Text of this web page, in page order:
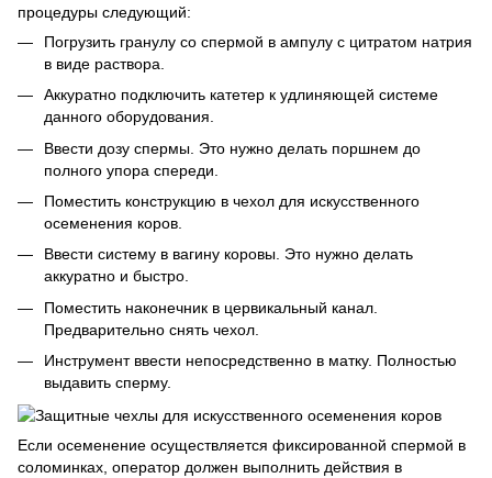
процедуры следующий:
Погрузить гранулу со спермой в ампулу с цитратом натрия
в виде раствора.
Аккуратно подключить катетер к удлиняющей системе
данного оборудования.
Ввести дозу спермы. Это нужно делать поршнем до
полного упора спереди.
Поместить конструкцию в чехол для искусственного
осеменения коров.
Ввести систему в вагину коровы. Это нужно делать
аккуратно и быстро.
Поместить наконечник в цервикальный канал.
Предварительно снять чехол.
Инструмент ввести непосредственно в матку. Полностью
выдавить сперму.
Если осеменение осуществляется фиксированной спермой в
соломинках, оператор должен выполнить действия в